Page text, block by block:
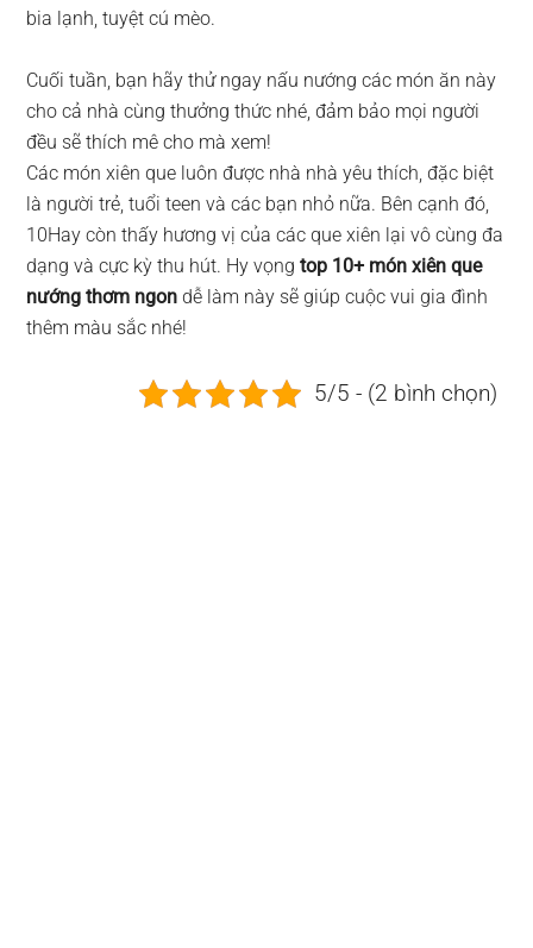
bia lạnh, tuyệt cú mèo.
Cuối tuần, bạn hãy thử ngay nấu nướng các món ăn này
cho cả nhà cùng thưởng thức nhé, đảm bảo mọi người
đều sẽ thích mê cho mà xem!
Các món xiên que luôn được nhà nhà yêu thích, đặc biệt
là người trẻ, tuổi teen và các bạn nhỏ nữa. Bên cạnh đó,
10Hay còn thấy hương vị của các que xiên lại vô cùng đa
dạng và cực kỳ thu hút. Hy vọngtop 10+ món xiên que
nướng thơm ngon dễ làm này sẽ giúp cuộc vui gia đình
thêm màu sắc nhé!
5/5 - (2 bình chọn)